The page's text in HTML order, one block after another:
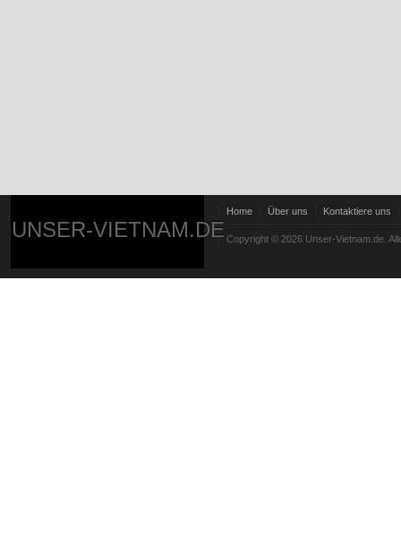
UNSER-VIETNAM.DE
Home Über uns Kontaktiere uns
Copyright © 2026 Unser-Vietnam.de.